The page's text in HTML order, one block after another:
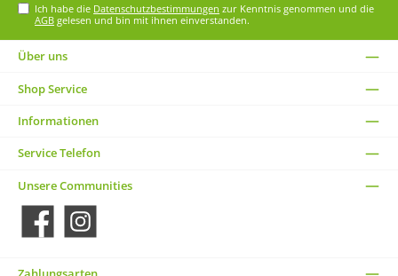
Ich habe die Datenschutzbestimmungen zur Kenntnis genommen und die
AGB gelesen und bin mit ihnen einverstanden.
Über uns
Shop Service
Informationen
Service Telefon
Unsere Communities
Facebook Instagram